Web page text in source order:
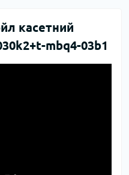
касетний
mbq4-03b1